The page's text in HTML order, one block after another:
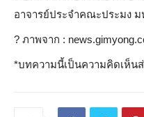
อาจารย์ประจำคณะประมง
?️ ภาพจาก :
*บทความนี้เป็นความคิดเห็น